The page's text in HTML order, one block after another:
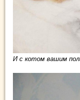
И с котом вашим